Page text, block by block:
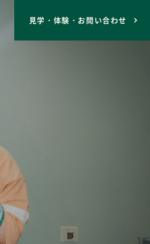
見学・体験・お問い合わせ